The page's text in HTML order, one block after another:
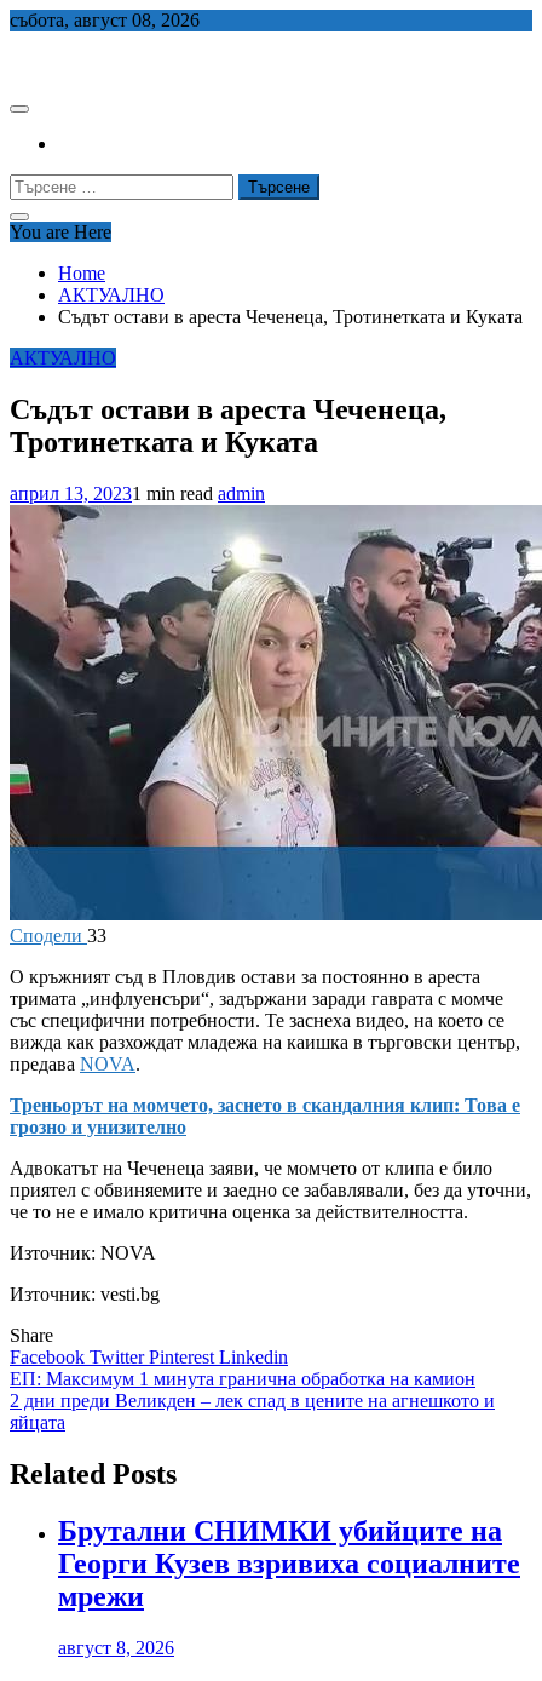
Skip
събота, август 08, 2026
Търсене
за:
You are Here
Home
АКТУАЛНО
Съдът остави в ареста Чеченеца, Тротинетката и Куката
АКТУАЛНО
Съдът остави в ареста Чеченеца,
Тротинетката и Куката
април 13, 20231 min read admin
Сподели 33
О кръжният съд в Пловдив остави за постоянно в ареста
тримата „инфлуенсъри“, задържани заради гаврата с момче
със специфични потребности. Те заснеха видео, на което се
вижда как разхождат младежа на каишка в търговски център,
предава NOVA.
Треньорът на момчето, заснето в скандалния клип: Това е
грозно и унизително
Адвокатът на Чеченеца заяви, че момчето от клипа е било
приятел с обвиняемите и заедно се забавлявали, без да уточни,
че то не е имало критична оценка за действителността.
Източник: NOVA
Източник: vesti.bg
Share
Facebook TwitterPinterest Linkedin
Навигация
ЕП: Максимум 1 минута гранична обработка на камион
2 дни преди Великден – лек спад в цените на агнешкото и
яйцата
Related Posts
Брутални СНИМКИ убийците на
Георги Кузев взривиха социалните
мрежи
август 8, 2026